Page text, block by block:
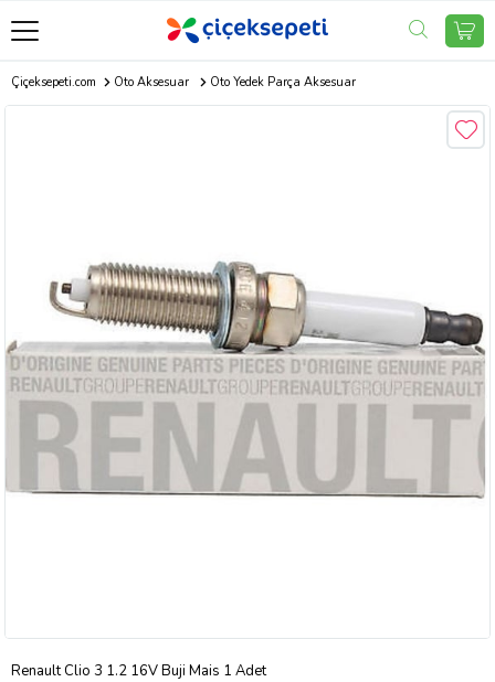
Çiçeksepeti.com Oto Aksesuar Oto Yedek Parça Aksesuar
Renault Clio 3 1.2 16V Buji Mais 1 Adet